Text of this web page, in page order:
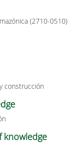
(2710-0510)
construcción
knowledge